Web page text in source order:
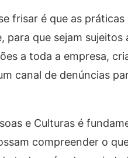
frisar é que as
que sejam
a toda a empresa,
canal de denúncias
e Culturas é
compreender o